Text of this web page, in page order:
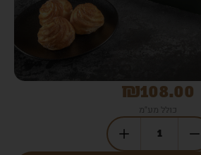
₪108.00
כולל מע"מ